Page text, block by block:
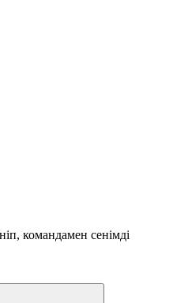
командамен сенімді